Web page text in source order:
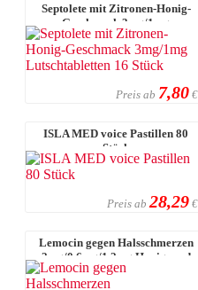
Septolete mit Zitronen-Honig-
Geschmack 3mg/1mg
Lutschtabletten 1 ...
Preis ab 7,80 €
ISLA MED voice Pastillen 80
Stück
Preis ab 28,29 €
Lemocin gegen Halsschmerzen
2mg/0,6mg/1,2mg Honig- und
Zitroneng ...